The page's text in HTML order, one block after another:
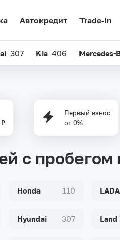
Автокредит Trade-In
307 Kia 406 Mercedes-
Первый взнос
от 0%
с
Honda 110
Hyundai 307 Land